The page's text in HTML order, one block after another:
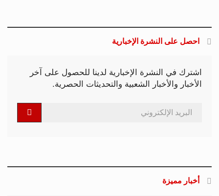
احصل على النشرة الإخبارية
اشترك في النشرة الإخبارية لدينا للحصول على آخر
الأخبار والأخبار الشعبية والتحديثات الحصرية.
أخبار مميزة